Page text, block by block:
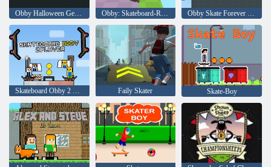
Obby Halloween Gefahr Skate Obby: Skateboard-Rennen Obby Skate Forever Parkour
Faily Skater Skate-Boy